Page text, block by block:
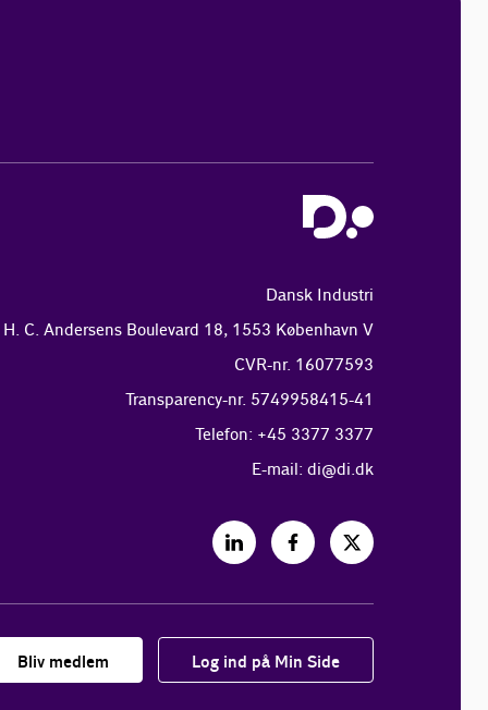
Dansk Industri
H. C. Andersens Boulevard 18, 1553 København V
CVR-nr. 16077593
Transparency-nr. 5749958415-41
Telefon: +45 3377 3377
E-mail: di@di.dk
Bliv medlem Log ind på Min Side